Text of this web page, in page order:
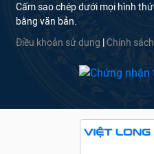
Cấm sao chép dưới mọi hình
bằng văn bản.
Điều khoản sử dụng Chính